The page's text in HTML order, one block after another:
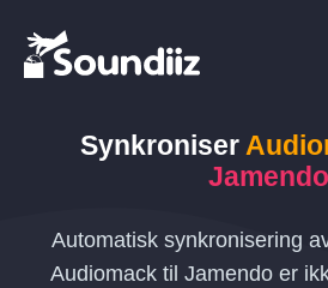
Synkroniser
Jamendo
Automatisk synkronisering
Audiomack til Jamendo er